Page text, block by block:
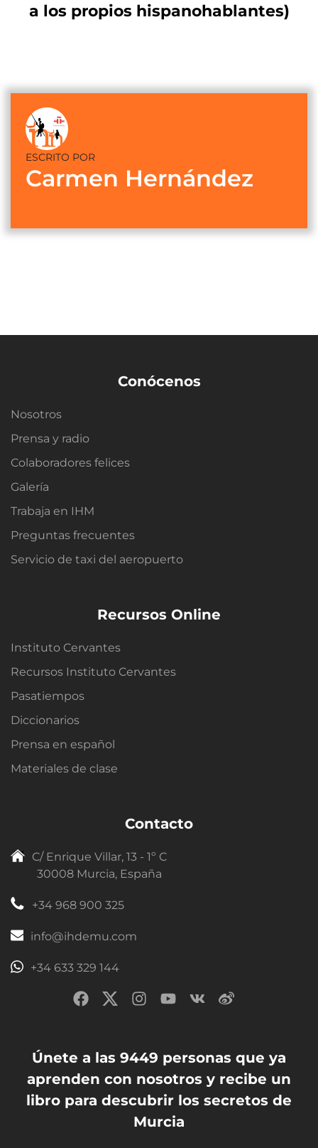
a los propios hispanohablantes)
ESCRITO POR
Carmen Hernández
Conócenos
Nosotros
Prensa y radio
Colaboradores felices
Galería
Trabaja en IHM
Preguntas frecuentes
Servicio de taxi del aeropuerto
Recursos Online
Instituto Cervantes
Recursos Instituto Cervantes
Pasatiempos
Diccionarios
Prensa en español
Materiales de clase
Contacto
C/ Enrique Villar, 13 - 1º C
30008 Murcia, España
+34 968 900 325
info@ihdemu.com
+34 633 329 144
Únete a las 9449 personas que ya
aprenden con nosotros y recibe un
libro para descubrir los secretos de
Murcia